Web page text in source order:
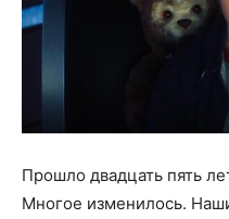
Прошло двадцать пять
Многое изменилось.